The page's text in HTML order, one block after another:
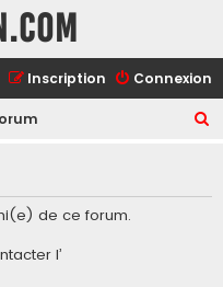
Connexion
Inscription
h
de ce forum.
l’